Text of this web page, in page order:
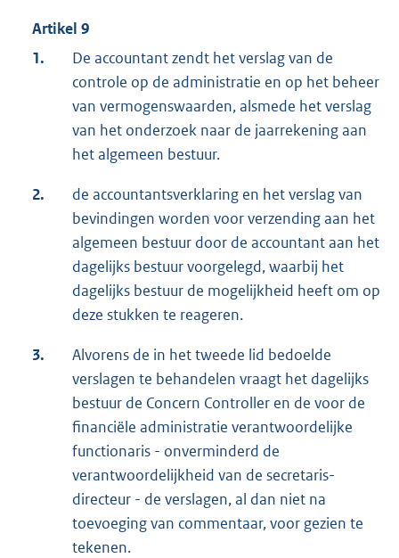
Artikel 9
1.
De accountant zendt het verslag van de
controle op de administratie en op het beheer
van vermogenswaarden, alsmede het verslag
van het onderzoek naar de jaarrekening aan
het algemeen bestuur.
2.
de accountantsverklaring en het verslag van
bevindingen worden voor verzending aan het
algemeen bestuur door de accountant aan het
dagelijks bestuur voorgelegd, waarbij het
dagelijks bestuur de mogelijkheid heeft om op
deze stukken te reageren.
3.
Alvorens de in het tweede lid bedoelde
verslagen te behandelen vraagt het dagelijks
bestuur de Concern Controller en de voor de
financiële administratie verantwoordelijke
functionaris - onverminderd de
verantwoordelijkheid van de secretaris-
directeur - de verslagen, al dan niet na
toevoeging van commentaar, voor gezien te
tekenen.